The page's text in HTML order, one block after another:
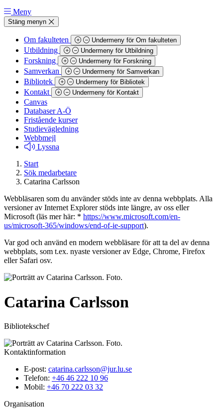
Meny
Stäng menyn
Om fakulteten Undermeny för Om fakulteten
Utbildning Undermeny för Utbildning
Forskning Undermeny för Forskning
Samverkan Undermeny för Samverkan
Bibliotek Undermeny för Bibliotek
Kontakt Undermeny för Kontakt
Canvas
Databaser A-Ö
Fristående kurser
Studievägledning
Webbmejl
Lyssna
Start
Sök medarbetare
Catarina Carlsson
Webbläsaren som du använder stöds inte av denna webbplats. Alla
versioner av Internet Explorer stöds inte längre, av oss eller
Microsoft (läs mer här: * https://www.microsoft.com/en-
us/microsoft-365/windows/end-of-ie-support).
Var god och använd en modern webbläsare för att ta del av denna
webbplats, som t.ex. nyaste versioner av Edge, Chrome, Firefox
eller Safari osv.
Catarina Carlsson
Bibliotekschef
Kontaktinformation
E-post: catarina.carlsson@jur.lu.se
Telefon: +46 46 222 10 96
Mobil: +46 70 222 03 32
Organisation